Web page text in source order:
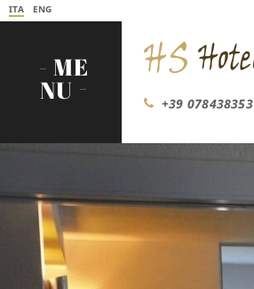
ITA ENG
ME
NU +39 078438353